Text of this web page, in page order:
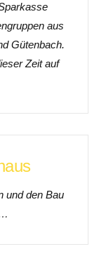
aus
Gütenbach.
Zeit auf
und den Bau